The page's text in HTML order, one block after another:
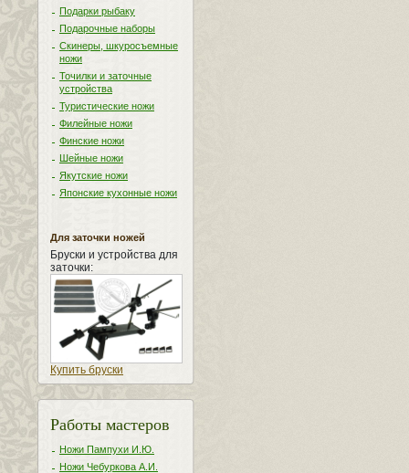
Подарки рыбаку
Подарочные наборы
Скинеры, шкуросъемные
ножи
Точилки и заточные
устройства
Туристические ножи
Филейные ножи
Финские ножи
Шейные ножи
Якутские ножи
Японские кухонные ножи
Для заточки ножей
Бруски и устройства для
заточки:
Купить бруски
Работы мастеров
Ножи Пампухи И.Ю.
Ножи Чебуркова А.И.